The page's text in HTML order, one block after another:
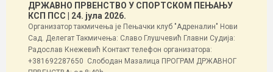
ДРЖАВНО ПРВЕНСТВО У СПОРТСКОМ ПЕЊАЊУ
КСП ПСС
| 24. јула 2026.
Организатор такмичења је Пењачки клуб "Адреналин" Нови
Сад. Делегат Такмичења: Славо Глушчевић Главни Судија:
Радослав Кнежевић Контакт телефон организатора:
+381692287650 Слободан Мазалица ПРОГРАМ ДРЖАВНОГ